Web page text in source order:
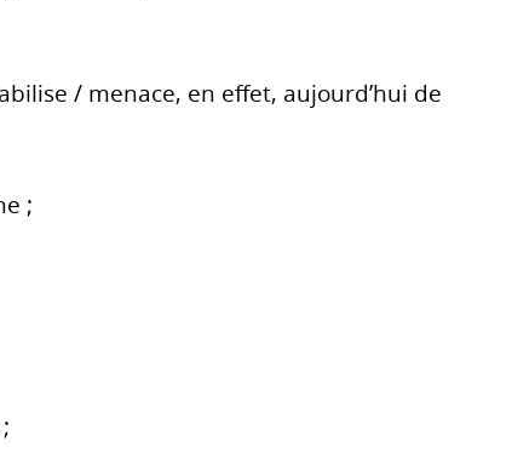
/ menace, en effet, aujourd’hui de
;